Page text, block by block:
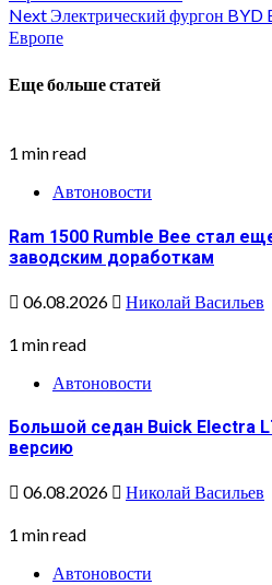
Reading
NextЭлектрический фургон BYD
Европе
Еще больше статей
1 min read
Автоновости
Ram 1500 Rumble Bee стал
заводским доработкам
06.08.2026 Николай Васильев
1 min read
Автоновости
Большой седан Buick Electra
версию
06.08.2026 Николай Васильев
1 min read
Автоновости